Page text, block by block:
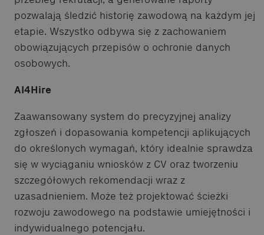
pozwalają śledzić historię zawodową na każdym jej
etapie. Wszystko odbywa się z zachowaniem
obowiązujących przepisów o ochronie danych
osobowych.
AI4Hire
Zaawansowany system do precyzyjnej analizy
zgłoszeń i dopasowania kompetencji aplikujących
do określonych wymagań, który idealnie sprawdza
się w wyciąganiu wniosków z CV oraz tworzeniu
szczegółowych rekomendacji wraz z
uzasadnieniem. Może też projektować ścieżki
rozwoju zawodowego na podstawie umiejętności i
indywidualnego potencjału.